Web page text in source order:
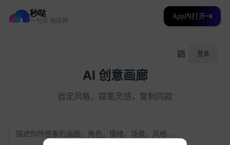
秒哒
一句话 做应用
App内打开